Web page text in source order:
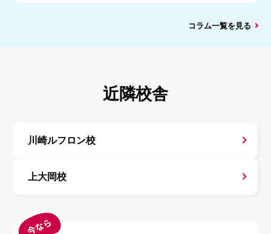
コラム一覧を見る
近隣校舎
川崎ルフロン校
上大岡校